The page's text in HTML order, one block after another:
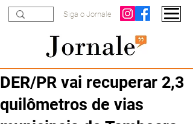
Siga o Jornale
DER/PR vai recuperar 2,3
quilômetros de vias